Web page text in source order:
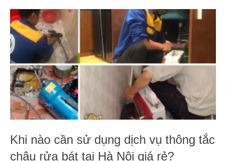
Khi nào cần sử dụng dịch vụ thông tắc
chậu rửa bát tại Hà Nội giá rẻ?